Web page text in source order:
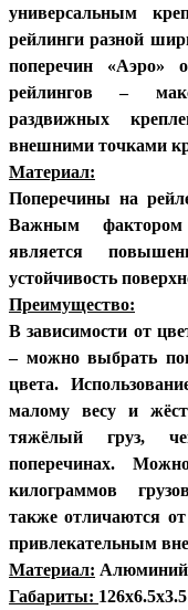
универсальным
рейлинги разной
поперечин «Аэро»
рейлингов –
раздвижных
внешними точками
Материал:
Поперечины на
Важным фактором
является
устойчивость
Преимущество:
В зависимости от
– можно выбрать
цвета.
малому весу и
тяжёлый груз,
поперечинах.
килограммов
также отличаются
привлекательным
Материал: Алюминий
Габариты: